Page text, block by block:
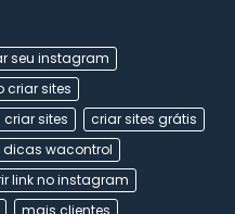
seu instagram
criar sites
criar sites
criar sites grátis
dicas wacontrol
link no instagram
mais clientes